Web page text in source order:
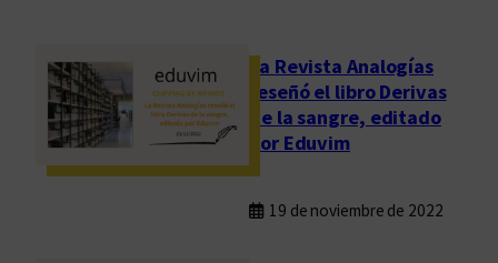
La Revista Analogías
reseñó el libro Derivas
de la sangre, editado
por Eduvim
19 de noviembre de 2022